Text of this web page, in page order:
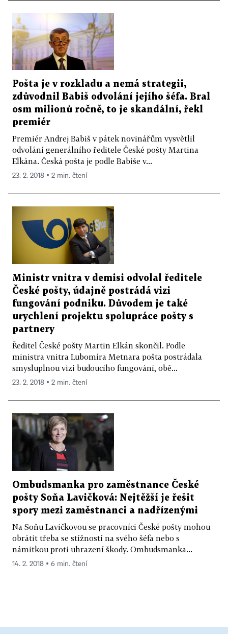
Pošta je v rozkladu a nemá strategii,
zdůvodnil Babiš odvolání jejího šéfa. Bral
osm milionů ročně, to je skandální, řekl
premiér
Premiér Andrej Babiš v pátek novinářům vysvětlil
odvolání generálního ředitele České pošty Martina
Elkána. Česká pošta je podle Babiše v...
23. 2. 2018 ▪ 2 min. čtení
Ministr vnitra v demisi odvolal ředitele
České pošty, údajně postrádá vizi
fungování podniku. Důvodem je také
urychlení projektu spolupráce pošty s
partnery
Ředitel České pošty Martin Elkán skončil. Podle
ministra vnitra Lubomíra Metnara pošta postrádala
smysluplnou vizi budoucího fungování, obě...
23. 2. 2018 ▪ 2 min. čtení
Ombudsmanka pro zaměstnance České
pošty Soňa Lavičková: Nejtěžší je řešit
spory mezi zaměstnanci a nadřízenými
Na Soňu Lavičkovou se pracovníci České pošty mohou
obrátit třeba se stížností na svého šéfa nebo s
námitkou proti uhrazení škody. Ombudsmanka...
14. 2. 2018 ▪ 6 min. čtení